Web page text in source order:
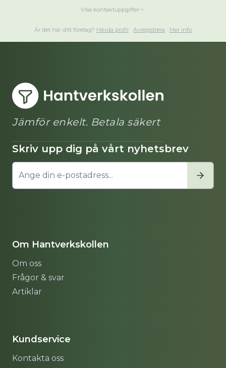
Visa kontaktuppgifter
Är det här ditt företag? Hävda profil · Avregistrera · Mer info
Jämför enkelt. Betala säkert
Skriv upp dig på vårt nyhetsbrev
Om Hantverkskollen
Om oss
Frågor & svar
Artiklar
Kundservice
Kontakta oss